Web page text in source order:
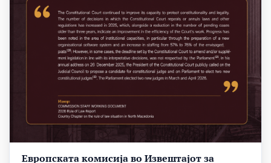
Европската комисија во Извештајот за